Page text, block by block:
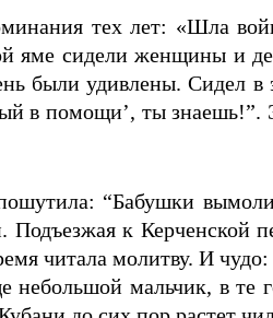
тех лет: «Шла
яме сидели женщины и
были удивлены. Сидел
в помощи’, ты знаешь!”.
“Бабушки
к Керченской
читала молитву. И
мальчик, в те